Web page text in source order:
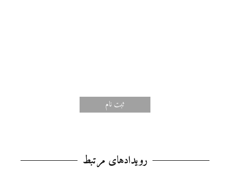
ثبت‌ نام
رویدادهای مرتبط